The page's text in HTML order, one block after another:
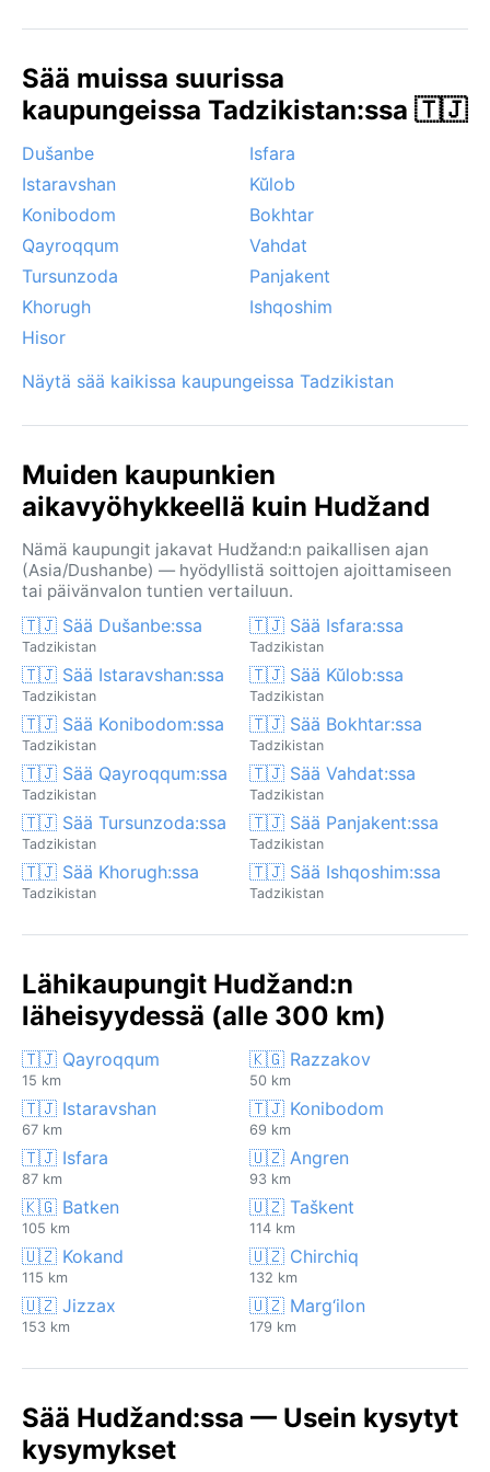
raivokkaita, eikä sateita juuri näe. Merkittäviä
voimakkaat tuulenpuuskat, jotka nostavat pölypilviä.
Muita trooppisia ilmiöitä, kuten monsuunia tai
hurrikaaneja, ei esiinny. Kylmän aavikon ilmastossa
lämpötila voi vaihdella päivän aikana kymmeniä
asteita, joten kerrospukeutuminen on valtti.
Sää muissa suurissa
kaupungeissa Tadzikistan:ssa 🇹🇯
Dušanbe
Isfara
Istaravshan
Kŭlob
Konibodom
Bokhtar
Qayroqqum
Vahdat
Tursunzoda
Panjakent
Khorugh
Ishqoshim
Hisor
Näytä sää kaikissa kaupungeissa Tadzikistan
Muiden kaupunkien
aikavyöhykkeellä kuin Hudžand
Nämä kaupungit jakavat Hudžand:n paikallisen ajan
(Asia/Dushanbe) — hyödyllistä soittojen ajoittamiseen
tai päivänvalon tuntien vertailuun.
🇹🇯 Sää Dušanbe:ssa
Tadzikistan
🇹🇯 Sää Isfara:ssa
Tadzikistan
🇹🇯 Sää Istaravshan:ssa
Tadzikistan
🇹🇯 Sää Kŭlob:ssa
Tadzikistan
🇹🇯 Sää Konibodom:ssa
Tadzikistan
🇹🇯 Sää Bokhtar:ssa
Tadzikistan
🇹🇯 Sää Qayroqqum:ssa
Tadzikistan
🇹🇯 Sää Vahdat:ssa
Tadzikistan
🇹🇯 Sää Tursunzoda:ssa
Tadzikistan
🇹🇯 Sää Panjakent:ssa
Tadzikistan
🇹🇯 Sää Khorugh:ssa
Tadzikistan
🇹🇯 Sää Ishqoshim:ssa
Tadzikistan
Lähikaupungit Hudžand:n
läheisyydessä (alle 300 km)
🇹🇯 Qayroqqum
15 km
🇰🇬 Razzakov
50 km
🇹🇯 Istaravshan
67 km
🇹🇯 Konibodom
69 km
🇹🇯 Isfara
87 km
🇺🇿 Angren
93 km
🇰🇬 Batken
105 km
🇺🇿 Taškent
114 km
🇺🇿 Kokand
115 km
🇺🇿 Chirchiq
132 km
🇺🇿 Jizzax
153 km
🇺🇿 Marg‘ilon
179 km
Sää Hudžand:ssa — Usein kysytyt
kysymykset